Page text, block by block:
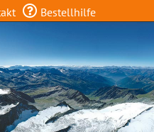
Bestellhilfe